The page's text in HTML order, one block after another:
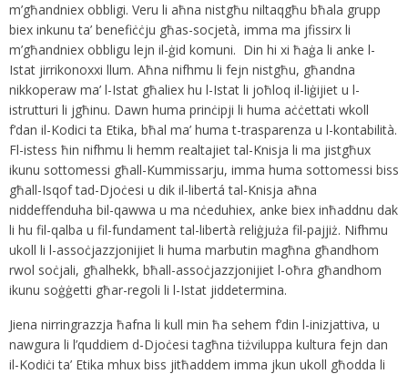
m’għandniex obbligi. Veru li aħna nistgħu niltaqgħu bħala grupp
biex inkunu ta’ benefiċċju għas-socjetà, imma ma jfissirx li
m’għandniex obbligu lejn il-ġid komuni. Din hi xi ħaġa li anke l-
Istat jirrikonoxxi llum. Aħna nifhmu li fejn nistgħu, għandna
nikkoperaw ma’ l-Istat għaliex hu l-Istat li joħloq il-liġijiet u l-
istrutturi li jgħinu. Dawn huma prinċipji li huma aċċettati wkoll
f’dan il-Kodici ta Etika, bħal ma’ huma t-trasparenza u l-kontabilità.
Fl-istess ħin nifhmu li hemm realtajiet tal-Knisja li ma jistgħux
ikunu sottomessi għall-Kummissarju, imma huma sottomessi biss
għall-Isqof tad-Djoċesi u dik il-libertá tal-Knisja aħna
niddeffenduha bil-qawwa u ma nċeduhiex, anke biex inħaddnu dak
li hu fil-qalba u fil-fundament tal-libertà reliġjuża fil-pajjiż. Nifhmu
ukoll li l-assoċjazzjonijiet li huma marbutin magħna għandhom
rwol soċjali, għalhekk, bħall-assoċjazzjonijiet l-oħra għandhom
ikunu soġġetti għar-regoli li l-Istat jiddetermina.
Jiena nirringrazzja ħafna li kull min ħa sehem f’din l-inizjattiva, u
nawgura li l’quddiem d-Djoċesi tagħna tiżviluppa kultura fejn dan
il-Kodiċi ta’ Etika mhux biss jitħaddem imma jkun ukoll għodda li